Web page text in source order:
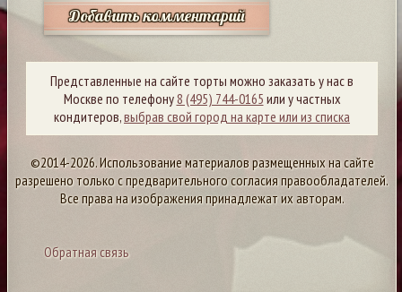
Добавить комментарий
Представленные на сайте торты можно заказать у нас в
Москве по телефону8 (495) 744-0165 или у частных
кондитеров,выбрав свой город на карте или из списка
©2014-2026. Использование материалов размещенных на сайте
разрешено только с предварительного согласия правообладателей.
Все права на изображения принадлежат их авторам.
Обратная связь